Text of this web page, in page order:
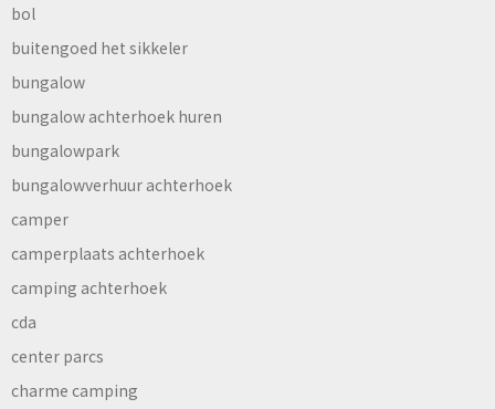
bol
buitengoed het sikkeler
bungalow
bungalow achterhoek huren
bungalowpark
bungalowverhuur achterhoek
camper
camperplaats achterhoek
camping achterhoek
cda
center parcs
charme camping